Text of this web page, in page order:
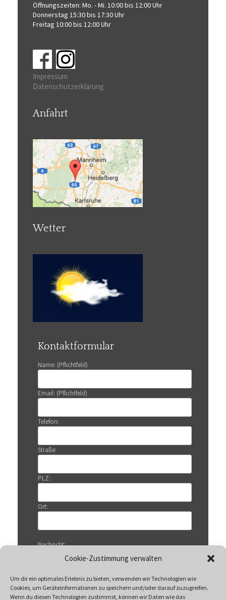
Cookie-Zustimmung verwalten
Um dir ein optimales Erlebnis zu bieten, verwenden wir Technologien wie
Cookies, um Geräteinformationen zu speichern und/oder darauf zuzugreifen.
Wenn du diesen Technologien zustimmst, können wir Daten wie das
Öffnungszeiten: Mo. - Mi. 10:00 bis 12:00 Uhr
Donnerstag 15:30 bis 17:30 Uhr
Freitag 10:00 bis 12:00 Uhr
Impressum
Datenschutzerklärung
Anfahrt
Wetter
Kontaktformular
Name: (Pflichtfeld)
Email: (Pflichtfeld)
Telefon:
Straße:
PLZ:
Ort:
Nachricht: